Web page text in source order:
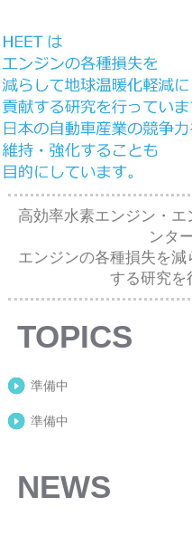
高効率水素エンジン・
ンタ
エンジンの各種損失を
する研究を
TOPICS
準備中
準備中
NEWS